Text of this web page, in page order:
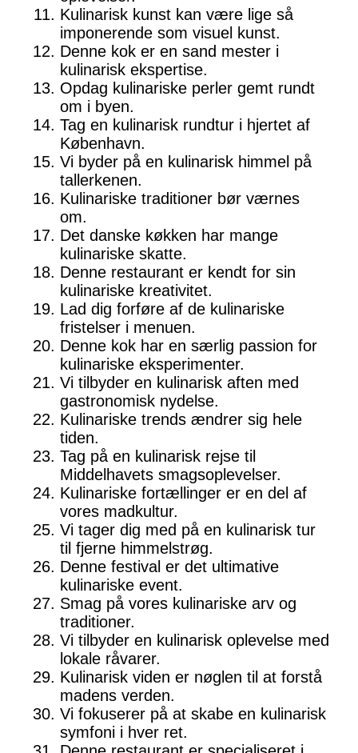
Kulinarisk kunst kan være lige så
imponerende som visuel kunst.
Denne kok er en sand mester i
kulinarisk ekspertise.
Opdag kulinariske perler gemt rundt
om i byen.
Tag en kulinarisk rundtur i hjertet af
København.
Vi byder på en kulinarisk himmel på
tallerkenen.
Kulinariske traditioner bør værnes
om.
Det danske køkken har mange
kulinariske skatte.
Denne restaurant er kendt for sin
kulinariske kreativitet.
Lad dig forføre af de kulinariske
fristelser i menuen.
Denne kok har en særlig passion for
kulinariske eksperimenter.
Vi tilbyder en kulinarisk aften med
gastronomisk nydelse.
Kulinariske trends ændrer sig hele
tiden.
Tag på en kulinarisk rejse til
Middelhavets smagsoplevelser.
Kulinariske fortællinger er en del af
vores madkultur.
Vi tager dig med på en kulinarisk tur
til fjerne himmelstrøg.
Denne festival er det ultimative
kulinariske event.
Smag på vores kulinariske arv og
traditioner.
Vi tilbyder en kulinarisk oplevelse med
lokale råvarer.
Kulinarisk viden er nøglen til at forstå
madens verden.
Vi fokuserer på at skabe en kulinarisk
symfoni i hver ret.